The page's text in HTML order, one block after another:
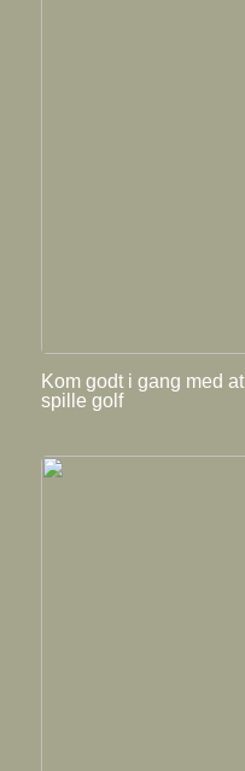
Kom godt i gang med at
spille golf